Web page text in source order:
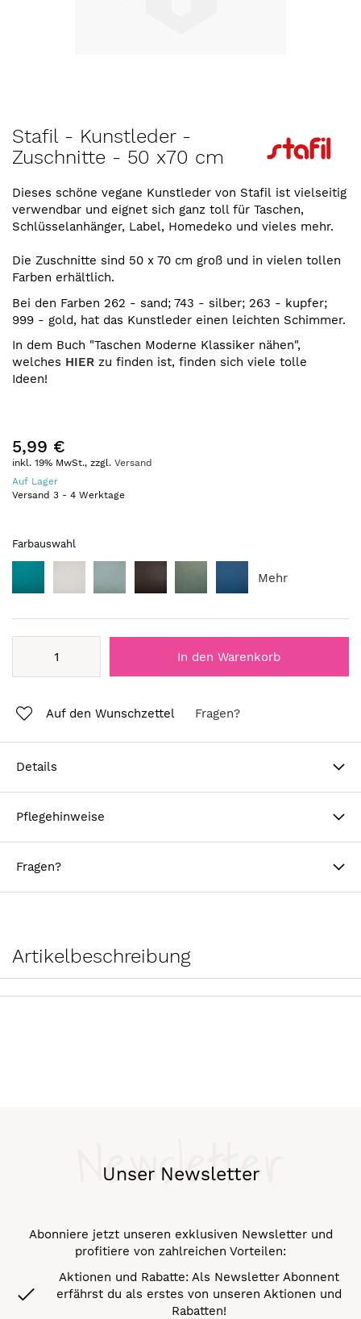
Anfang
der
springen
Stafil - Kunstleder -
Zuschnitte - 50 x70 cm
Dieses schöne vegane Kunstleder von Stafil ist vielseitig
verwendbar und eignet sich ganz toll für Taschen,
Schlüsselanhänger, Label, Homedeko und vieles mehr.
Die Zuschnitte sind 50 x 70 cm groß und in vielen tollen
Farben erhältlich.
Bei den Farben 262 - sand; 743 - silber; 263 - kupfer;
999 - gold, hat das Kunstleder einen leichten Schimmer.
In dem Buch "Taschen Moderne Klassiker nähen",
welches HIER zu finden ist, finden sich viele tolle
Ideen!
5,99 €
inkl. 19% MwSt., zzgl. Versand
Auf Lager
Versand 3 - 4 Werktage
Farbauswahl
Mehr
In den Warenkorb
Auf den Wunschzettel Fragen?
Details
Pflegehinweise
Fragen?
Artikelbeschreibung
Unser Newsletter
Newsletter
Abonniere jetzt unseren exklusiven Newsletter und
profitiere von zahlreichen Vorteilen:
Aktionen und Rabatte: Als Newsletter Abonnent
erfährst du als erstes von unseren Aktionen und
Rabatten!